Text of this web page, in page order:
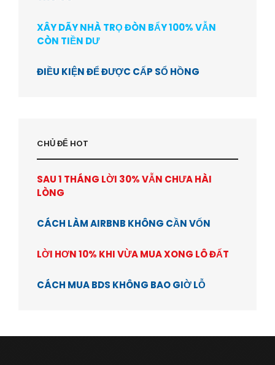
XÂY DÃY NHÀ TRỌ ĐÒN BẨY 100% VẪN
CÒN TIỀN DƯ
ĐIỀU KIỆN ĐỂ ĐƯỢC CẤP SỔ HỒNG
CHỦ ĐỂ HOT
SAU 1 THÁNG LỜI 30% VẪN CHƯA HÀI
LÒNG
CÁCH LÀM AIRBNB KHÔNG CẦN VỐN
LỜI HƠN 10% KHI VỪA MUA XONG LÔ ĐẤT
CÁCH MUA BDS KHÔNG BAO GIỜ LỖ